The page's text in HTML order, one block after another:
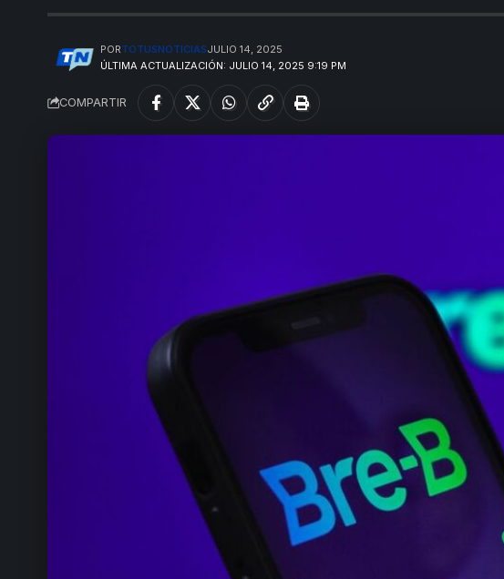
ÚLTIMA ACTUALIZACIÓN: JULIO 14, 2025 9:19 PM
PORTOTUSNOTICIASJULIO 14, 2025
COMPARTIR